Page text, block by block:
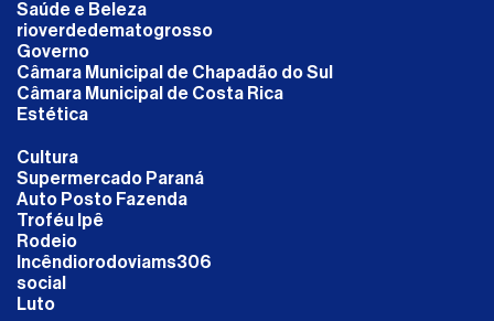
Saúde e Beleza
rioverdedematogrosso
Governo
Câmara Municipal de Chapadão do Sul
Câmara Municipal de Costa Rica
Estética
Cultura
Supermercado Paraná
Auto Posto Fazenda
Troféu Ipê
Rodeio
Incêndiorodoviams306
social
Luto